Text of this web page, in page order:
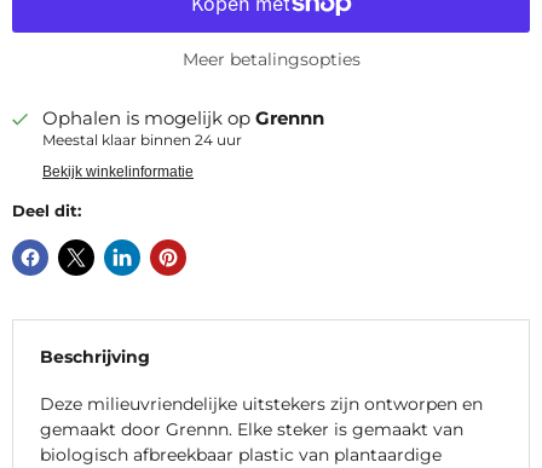
Meer betalingsopties
Ophalen is mogelijk op Grennn
Meestal klaar binnen 24 uur
Bekijk winkelinformatie
Deel dit:
Beschrijving
Deze milieuvriendelijke uitstekers zijn ontworpen en
gemaakt door Grennn. Elke steker is gemaakt van
biologisch afbreekbaar plastic van plantaardige